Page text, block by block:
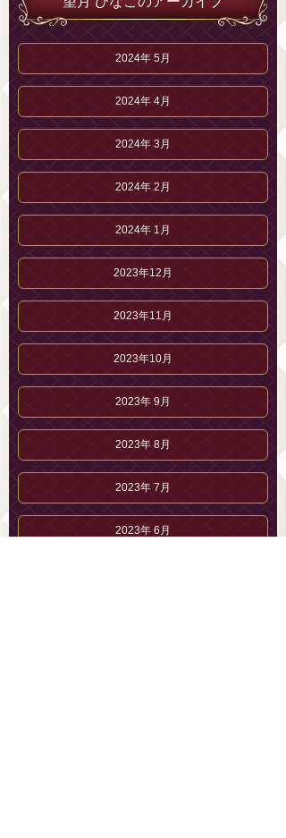
2024年 5月
2024年 4月
2024年 3月
2024年 2月
2024年 1月
2023年12月
2023年11月
2023年10月
2023年 9月
2023年 8月
2023年 7月
2023年 6月